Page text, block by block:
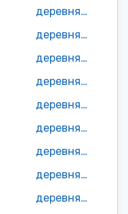
деревня Савенки
деревня Сельцо
деревня Семешкино
деревня Сидорово
деревня Скотинино
деревня Станино
деревня Судимово
деревня Теплихово
деревня Фалилеево